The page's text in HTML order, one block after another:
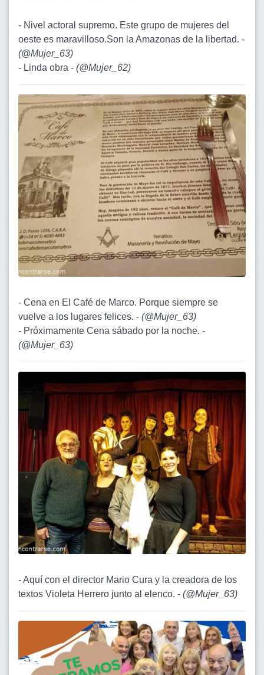
- Nivel actoral supremo. Este grupo de mujeres del
oeste es maravilloso.Son la Amazonas de la libertad. -
(@Mujer_63)
- Linda obra - (@Mujer_62)
- Cena en El Café de Marco. Porque siempre se
vuelve a los lugares felices. - (@Mujer_63)
- Próximamente Cena sábado por la noche. -
(@Mujer_63)
- Aquí con el director Mario Cura y la creadora de los
textos Violeta Herrero junto al elenco. - (@Mujer_63)